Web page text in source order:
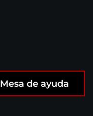
Mesa de ayuda